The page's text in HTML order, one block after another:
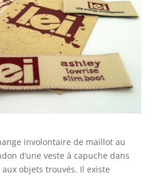
involontaire de maillot au
d’une veste à capuche dans
objets trouvés. Il existe